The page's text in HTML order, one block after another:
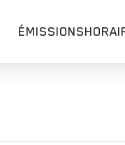
ÉMISSIONS